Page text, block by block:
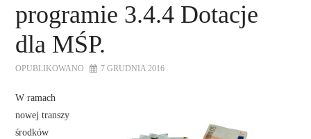
programie 3.4.4 Dotacje
dla MŚP.
OPUBLIKOWANO 7 GRUDNIA 2016
W ramach
nowej transzy
środków